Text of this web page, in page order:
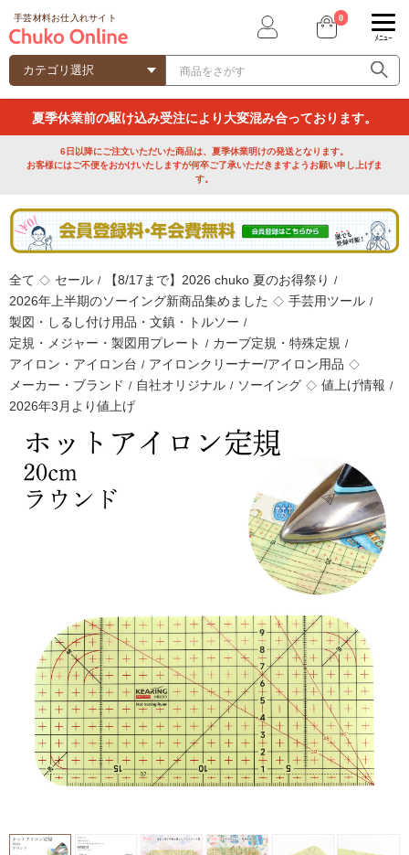
夏季休業前の駆け込み受注により大変混み合っております。
6日以降にご注文いただいた商品は、夏季休業明けの発送となります。
お客様にはご不便をおかけいたしますが何卒ご了承いただきますようお願い申し上げま
す。
全て ◇ セール / 【8/17まで】2026 chuko 夏のお得祭り /
2026年上半期のソーイング新商品集めました ◇ 手芸用ツール /
製図・しるし付け用品・文鎮・トルソー /
定規・メジャー・製図用プレート / カーブ定規・特殊定規 /
アイロン・アイロン台 / アイロンクリーナー/アイロン用品 ◇
メーカー・ブランド / 自社オリジナル / ソーイング ◇ 値上げ情報 /
2026年3月より値上げ
手芸材料お仕入れサイト 0
ﾒﾆｭｰ